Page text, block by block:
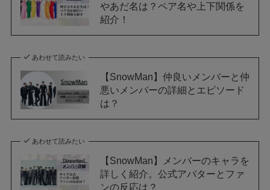
やあだ名は？ペア名や上下関係を
紹介！
あわせて読みたい
【SnowMan】仲良いメンバーと仲
悪いメンバーの詳細とエピソード
は？
あわせて読みたい
【SnowMan】メンバーのキャラを
詳しく紹介。公式アバターとファ
ンの反応は？